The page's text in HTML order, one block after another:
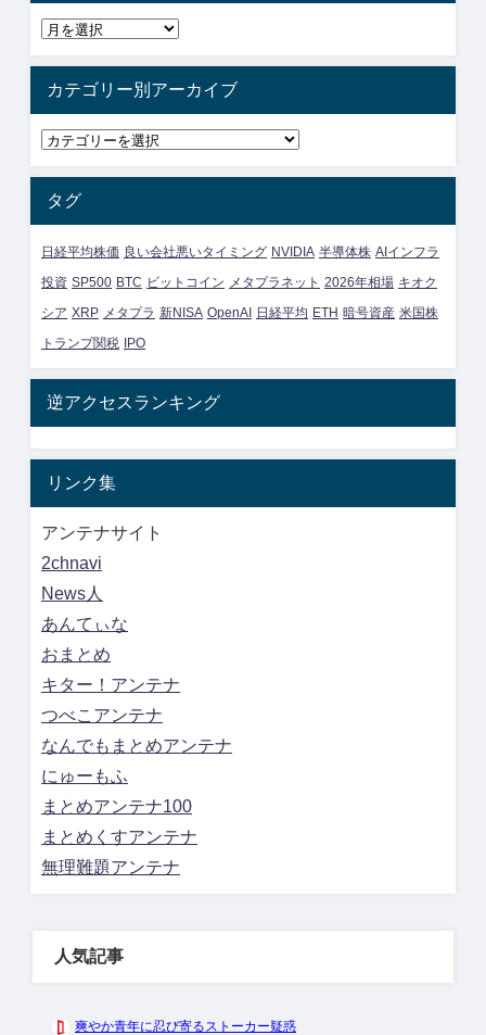
カテゴリー別アーカイブ
タグ
日経平均株価 良い会社悪いタイミング NVIDIA 半導体株 AIインフラ
投資 SP500 BTC ビットコイン メタプラネット 2026年相場 キオク
シア XRP メタプラ 新NISA OpenAI 日経平均 ETH 暗号資産 米国株
トランプ関税
IPO
逆アクセスランキング
リンク集
アンテナサイト
2chnavi
News人
あんてぃな
おまとめ
キター！アンテナ
つべこアンテナ
なんでもまとめアンテナ
にゅーもふ
まとめアンテナ100
まとめくすアンテナ
無理難題アンテナ
人気記事